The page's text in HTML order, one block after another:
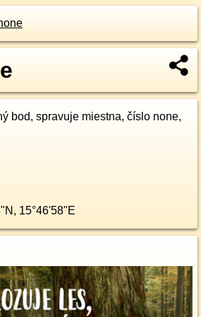
bod, spravuje miestna, číslo none,
, 15°46'58"E